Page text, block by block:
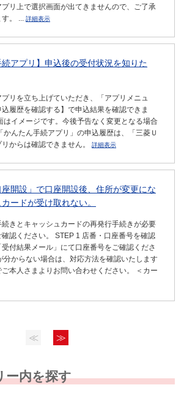
リ上で選択画面が出てきませんので、ご了承
。 ... 詳細表示
続アプリ】申込後の受付状況を知りた
リを立ち上げていただき、「アプリメニュ
履歴を確認する】で申込結果を確認できま
はイメージです。今後予告なく変更となる場合
かんたん手続アプリ」の申込履歴は、「三菱Ｕ
からは確認できません。
詳細表示
座開設」で口座開設後、住所が変更にな
ードが受け取れない。
きとキャッシュカードの再発行手続きが必要
認ください。 STEP 1 店番・口座番号を確認
付結果メール」にて口座番号をご確認くださ
分からない場合は、対応方法を確認いたします
本人さまよりお問い合わせください。 ＜カー
≪ ≫
ー内を探す